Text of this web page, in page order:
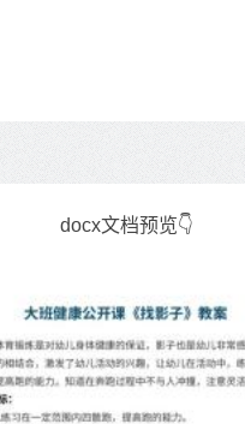
docx文档预览👇